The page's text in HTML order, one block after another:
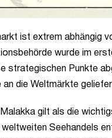
ist extrem abhängig
wurde im
strategischen Punkte
an die Weltmärkte
gilt als die
Seehandels